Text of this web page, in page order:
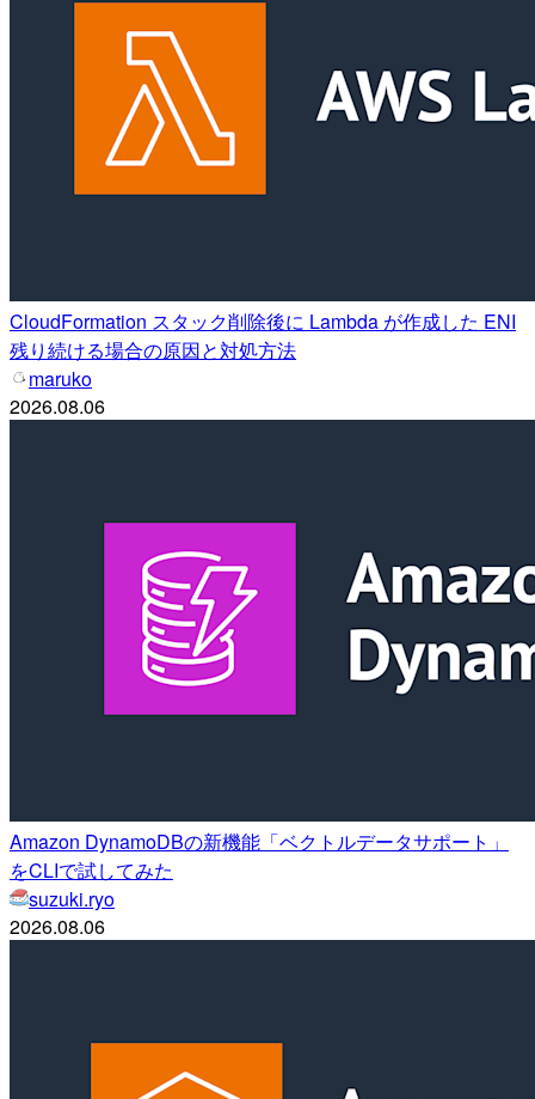
CloudFormation スタック削除後に Lambda が作成した ENI
残り続ける場合の原因と対処方法
maruko
2026.08.06
Amazon DynamoDBの新機能「ベクトルデータサポート」
をCLIで試してみた
suzuki.ryo
2026.08.06